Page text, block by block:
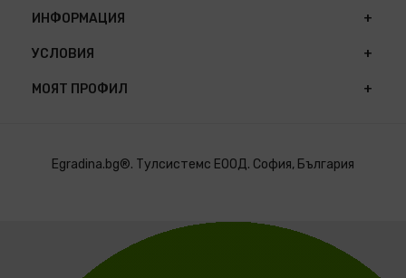
ИНФОРМАЦИЯ
УСЛОВИЯ
МОЯТ ПРОФИЛ
Egradina.bg®. Тулсистемс ЕООД. София, България